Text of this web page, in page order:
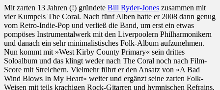
Mit zarten 13 Jahren (!) gründete Bill Ryder-Jones zusammen mit
vier Kumpels The Coral. Nach fünf Alben hatte er 2008 dann genug
vom Retro-Indie-Pop und verließ die Band, um erst ein etwas
pompöses Instrumentalwerk mit den Liverpoolern Philharmonikern
und danach ein sehr minimalistisches Folk-Album aufzunehmen.
Nun kommt mit »West Kirby County Primary« sein drittes
Soloalbum und das klingt weder nach The Coral noch nach Film-
Score mit Streichern. Vielmehr führt er den Ansatz von »A Bad
Wind Blows In My Heart« weiter und ergänzt seine zarten Folk-
Weisen mit teils krachigen Rock-Gitarren und hymnischen Refrains.